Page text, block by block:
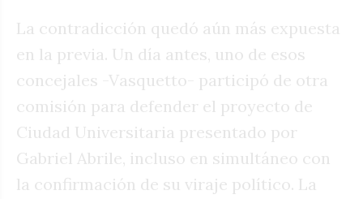
La contradicción quedó aún más expuesta
en la previa. Un día antes, uno de esos
concejales -Vasquetto- participó de otra
comisión para defender el proyecto de
Ciudad Universitaria presentado por
Gabriel Abrile, incluso en simultáneo con
la confirmación de su viraje político. La